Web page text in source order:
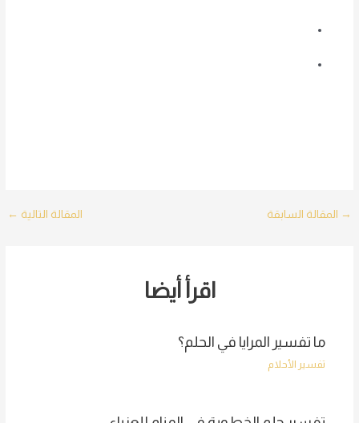
Post
→ المقالة السابقة المقالة التالية ←
اقرأ أيضا
ما تفسير المرايا في الحلم؟
تفسير الأحلام